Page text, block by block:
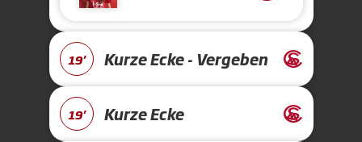
19' Kurze Ecke - Vergeben
19' Kurze Ecke